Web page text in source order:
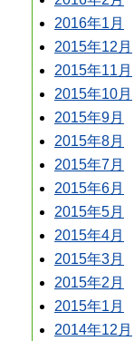
2016年1月
2015年12月
2015年11月
2015年10月
2015年9月
2015年8月
2015年7月
2015年6月
2015年5月
2015年4月
2015年3月
2015年2月
2015年1月
2014年12月